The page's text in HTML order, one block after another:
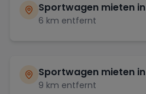
Sportwagen mieten in
6 km entfernt
Sportwagen mieten in
9 km entfernt